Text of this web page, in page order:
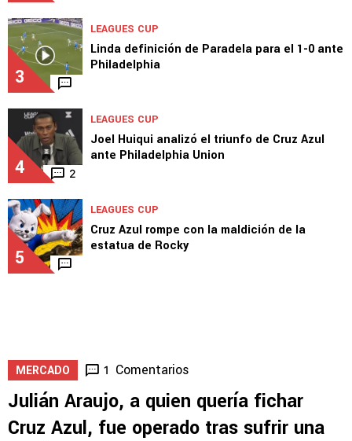
3
LEAGUES CUP
Linda definición de Paradela para el 1-0 ante
Philadelphia
4 2
LEAGUES CUP
Joel Huiqui analizó el triunfo de Cruz Azul
ante Philadelphia Union
5
LEAGUES CUP
Cruz Azul rompe con la maldición de la
estatua de Rocky
MERCADO 1 Comentarios
Julián Araujo, a quien quería fichar
Cruz Azul, fue operado tras sufrir una